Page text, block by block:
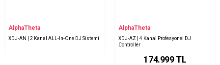
AlphaTheta
XDJ-AN | 2 Kanal ALL-In-One DJ Sistemi
AlphaTheta
XDJ-AZ | 4 Kanal Profesyonel DJ
Controller
174.999TL